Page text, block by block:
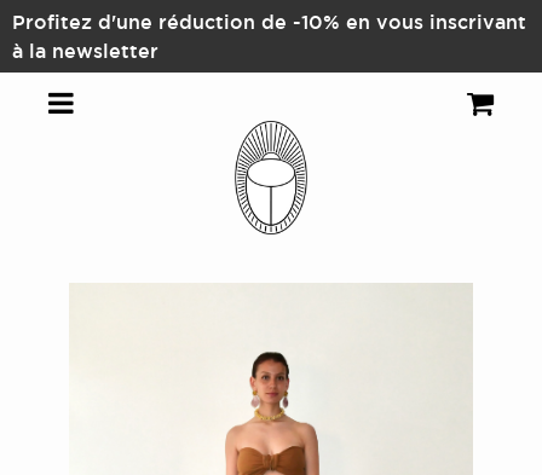
réduction de -10% en vous inscrivant